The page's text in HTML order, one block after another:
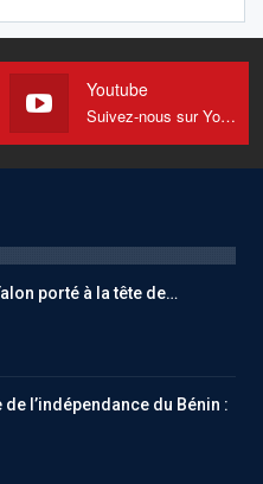
Youtube
Suivez-nous sur Youtube
porté à la tête de…
de l’indépendance du Bénin :